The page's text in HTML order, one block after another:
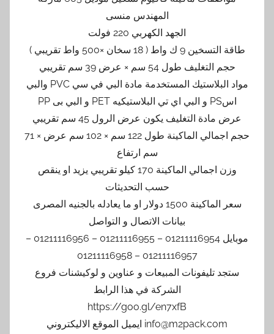
المهندس منسى
الجهد الكهربي 220 فولت
طاقة التسخين 9 ك واط ( 18 سخان ×500 واط تقريبي )
حجم التغليف طول 54 سم × عرض 39 سم تقريبي
مواد البلاستيك المستخدمة مادة البي في سي PVC والبي
اسPS و البي اي تي البلاستيكيه PET و البي بى PP
عرض مادة التغليف يكون عرض الرول 45 سم تقريبي
حجم اجمالي الماكينة طول 122 سم × 102 سم عرض × 71
سم ارتفاع
وزن اجمالي الماكينة 170 كيلو تقريبي يزيد او ينقص
حسب التحديثات
سعر الماكينة 1500 دولار او ما يعادله بالجنيه المصرى
بيانات الاتصال و التواصل
موبايل 01211116954 – 01211116955 – 01211116956 –
01211116957 – 01211116958
ستجد تليفونات المبيعات و عناوين و لوكيشنات فروع
الشركة في هذا الرابط
https://goo.gl/en7xfB
info@m2pack.com ايميل الموقع الاليكتروني